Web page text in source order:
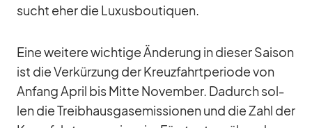
sucht eher die Lu­xus­bou­ti­quen.
Eine wei­tere wich­tige Än­de­rung in die­ser Sai­son
ist die Ver­kür­zung der Kreuz­fahrt­pe­ri­ode von
An­fang April bis Mitte No­vem­ber. Da­durch sol­
len die Treib­haus­gas­emis­sio­nen und die Zahl der